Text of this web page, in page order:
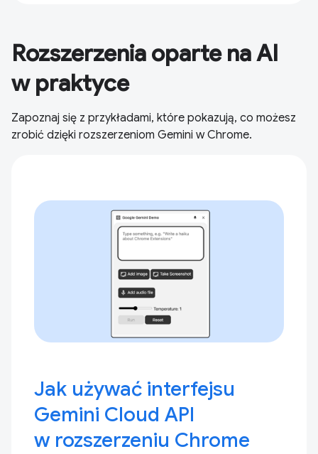
Rozszerzenia oparte na AI
w praktyce
Zapoznaj się z przykładami, które pokazują, co możesz
zrobić dzięki rozszerzeniom Gemini w Chrome.
Jak używać interfejsu
Gemini Cloud API
w rozszerzeniu Chrome